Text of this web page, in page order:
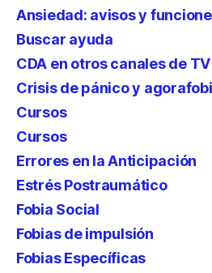
Ansiedad: avisos y
Buscar ayuda
CDA en otros canales de TV
Crisis de pánico y
Cursos
Cursos
Errores en la Anticipación
Estrés Postraumático
Fobia Social
Fobias de impulsión
Fobias Específicas